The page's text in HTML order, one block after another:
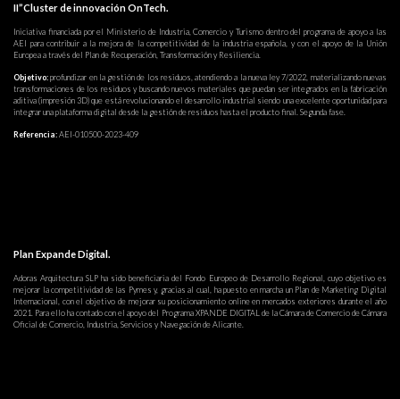
II”Cluster de innovación OnTech.
Iniciativa financiada por el Ministerio de Industria, Comercio y Turismo dentro del programa de apoyo a las
AEI para contribuir a la mejora de la competitividad de la industria española, y con el apoyo de la Unión
Europea a través del Plan de Recuperación, Transformación y Resiliencia.
Objetivo:profundizar en la gestión de los residuos, atendiendo a la nueva ley 7/2022, materializando nuevas
transformaciones de los residuos y buscando nuevos materiales que puedan ser integrados en la fabricación
aditiva (impresión 3D) que está revolucionando el desarrollo industrial siendo una excelente oportunidad para
integrar una plataforma digital desde la gestión de residuos hasta el producto final. Segunda fase.
Referencia:AEI-010500-2023-409
Plan Expande Digital.
Adoras Arquitectura SLP ha sido beneficiaria del Fondo Europeo de Desarrollo Regional, cuyo objetivo es
mejorar la competitividad de las Pymes y, gracias al cual, ha puesto en marcha un Plan de Marketing Digital
Internacional, con el objetivo de mejorar su posicionamiento online en mercados exteriores durante el año
2021. Para ello ha contado con el apoyo del Programa XPANDE DIGITAL de la Cámara de Comercio de Cámara
Oficial de Comercio, Industria, Servicios y Navegación de Alicante.